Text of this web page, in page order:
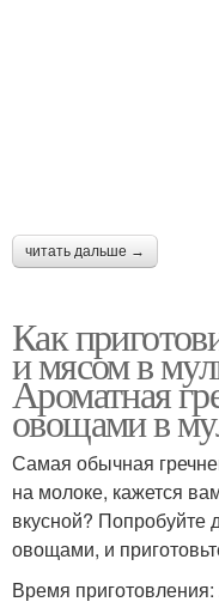
читать дальше →
Как
и мясом в
Ароматная
овощами в
Самая обычная
на молоке, кажется
вкусной? Попробуйте
овощами, и
Время приготовления: